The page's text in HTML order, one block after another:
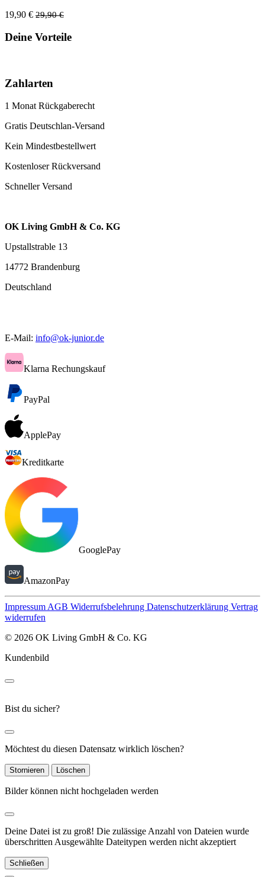
19,90 € 29,90 €
Deine Vorteile
Zahlarten
1 Monat Rückgaberecht
Gratis Deutschlan-Versand
Kein Mindestbestellwert
Kostenloser Rückversand
Schneller Versand
OK Living GmbH & Co. KG
Upstallstrable 13
14772 Brandenburg
Deutschland
E-Mail: info@ok-junior.de
Klarna Rechungskauf
PayPal
ApplePay
Kreditkarte
GooglePay
AmazonPay
ImpressumAGB Widerrufsbelehrung Datenschutzerklärung Vertrag
widerrufen
© 2026 OK Living GmbH & Co. KG
Kundenbild
Bist du sicher?
Möchtest du diesen Datensatz wirklich löschen?
Stornieren Löschen
Bilder können nicht hochgeladen werden
Deine Datei ist zu groß! Die zulässige Anzahl von Dateien wurde
überschrittenAusgewählte Dateitypen werden nicht akzeptiert
Schließen